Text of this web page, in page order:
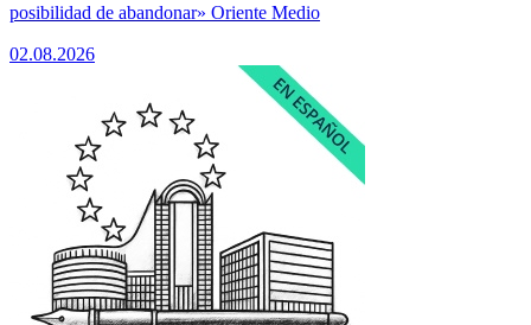
posibilidad de abandonar» Oriente Medio
02.08.2026